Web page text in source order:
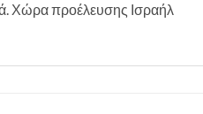
Χώρα προέλευσης Ισραήλ